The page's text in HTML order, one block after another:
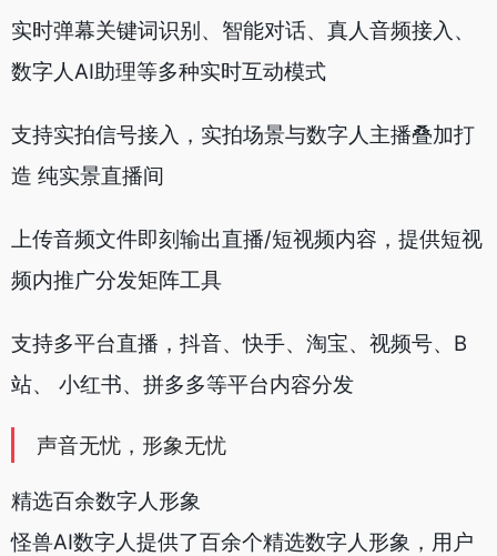
实时弹幕关键词识别、智能对话、真人音频接入、
数字人AI助理等多种实时互动模式
支持实拍信号接入，实拍场景与数字人主播叠加打
造 纯实景直播间
上传音频文件即刻输出直播/短视频内容，提供短视
频内推广分发矩阵工具
支持多平台直播，抖音、快手、淘宝、视频号、B
站、 小红书、拼多多等平台内容分发
声音无忧，形象无忧
精选百余数字人形象
怪兽AI数字人提供了百余个精选数字人形象，用户